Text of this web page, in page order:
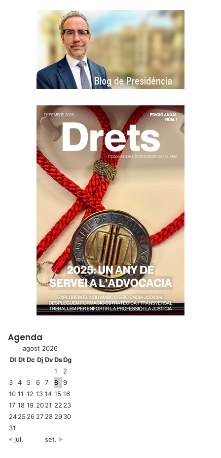
Agenda
agost 2026
Dl DtDc Dj DvDsDg
1
2
3
4 5 6 7 8
9
10 11 12 13 14 15 16
17 18 19 2021 22 23
2425 26 27 28 2930
31
« jul.
set. »